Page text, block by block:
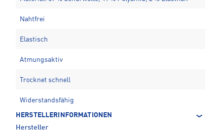
Nahtfrei
Elastisch
Atmungsaktiv
Trocknet schnell
Widerstandsfähig
HERSTELLERINFORMATIONEN
Hersteller